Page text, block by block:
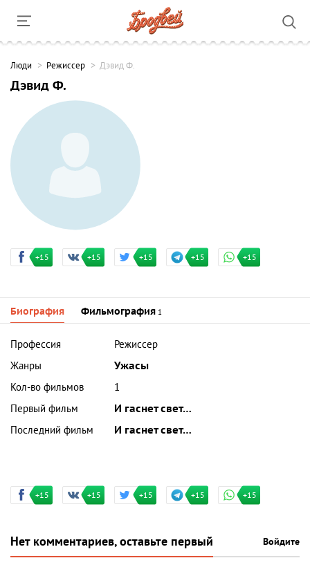
Люди Режиссер Дэвид Ф.
Дэвид Ф.
+15 +15 +15 +15 +15
Биография Фильмография 1
Профессия
Режиссер
Жанры
Ужасы
Кол-во фильмов
1
Первый фильм
И гаснет свет…
Последний фильм
И гаснет свет…
+15 +15 +15 +15 +15
Нет комментариев, оставьте первый Войдите